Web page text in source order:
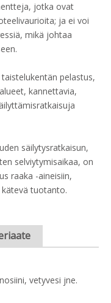
jotka ovat
ja ei voi
mikä johtaa
pelastus,
kannettavia,
säilytysratkaisun,
selviytymisaikaa, on
raaka -aineisiin,
tuotanto.
vetyvesi jne.